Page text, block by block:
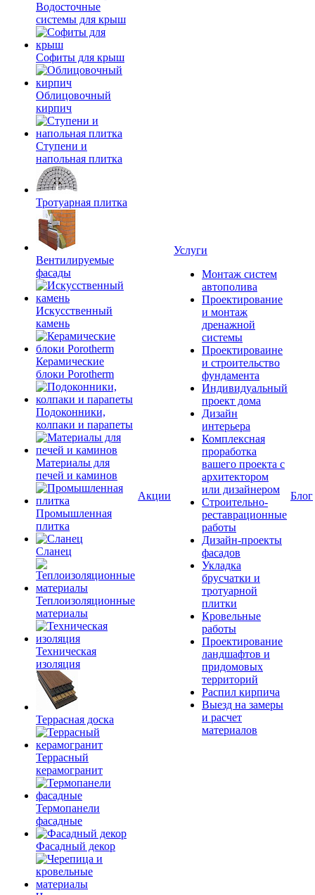
Водосточные
системы для крыш
Софиты для крыш
Облицовочный
кирпич
Ступени и
напольная плитка
Тротуарная плитка
Вентилируемые
фасады
Искусственный
камень
Керамические
блоки Porotherm
Подоконники,
колпаки и парапеты
Материалы для
печей и каминов
Промышленная
плитка
Сланец
Теплоизоляционные
материалы
Техническая
изоляция
Террасная доска
Террасный
керамогранит
Термопанели
фасадные
Фасадный декор
Акции
Услуги
Монтаж систем
автополива
Проектирование
и монтаж
дренажной
системы
Проектироваине
и строительство
фундамента
Индивидуальный
проект дома
Дизайн
интерьера
Комплексная
проработка
вашего проекта с
архитектором
или дизайнером
Строительно-
реставрационные
работы
Дизайн-проекты
фасадов
Укладка
брусчатки и
тротуарной
плитки
Кровельные
работы
Проектирование
ландшафтов и
придомовых
территорий
Распил кирпича
Выезд на замеры
и расчет
материалов
Блог